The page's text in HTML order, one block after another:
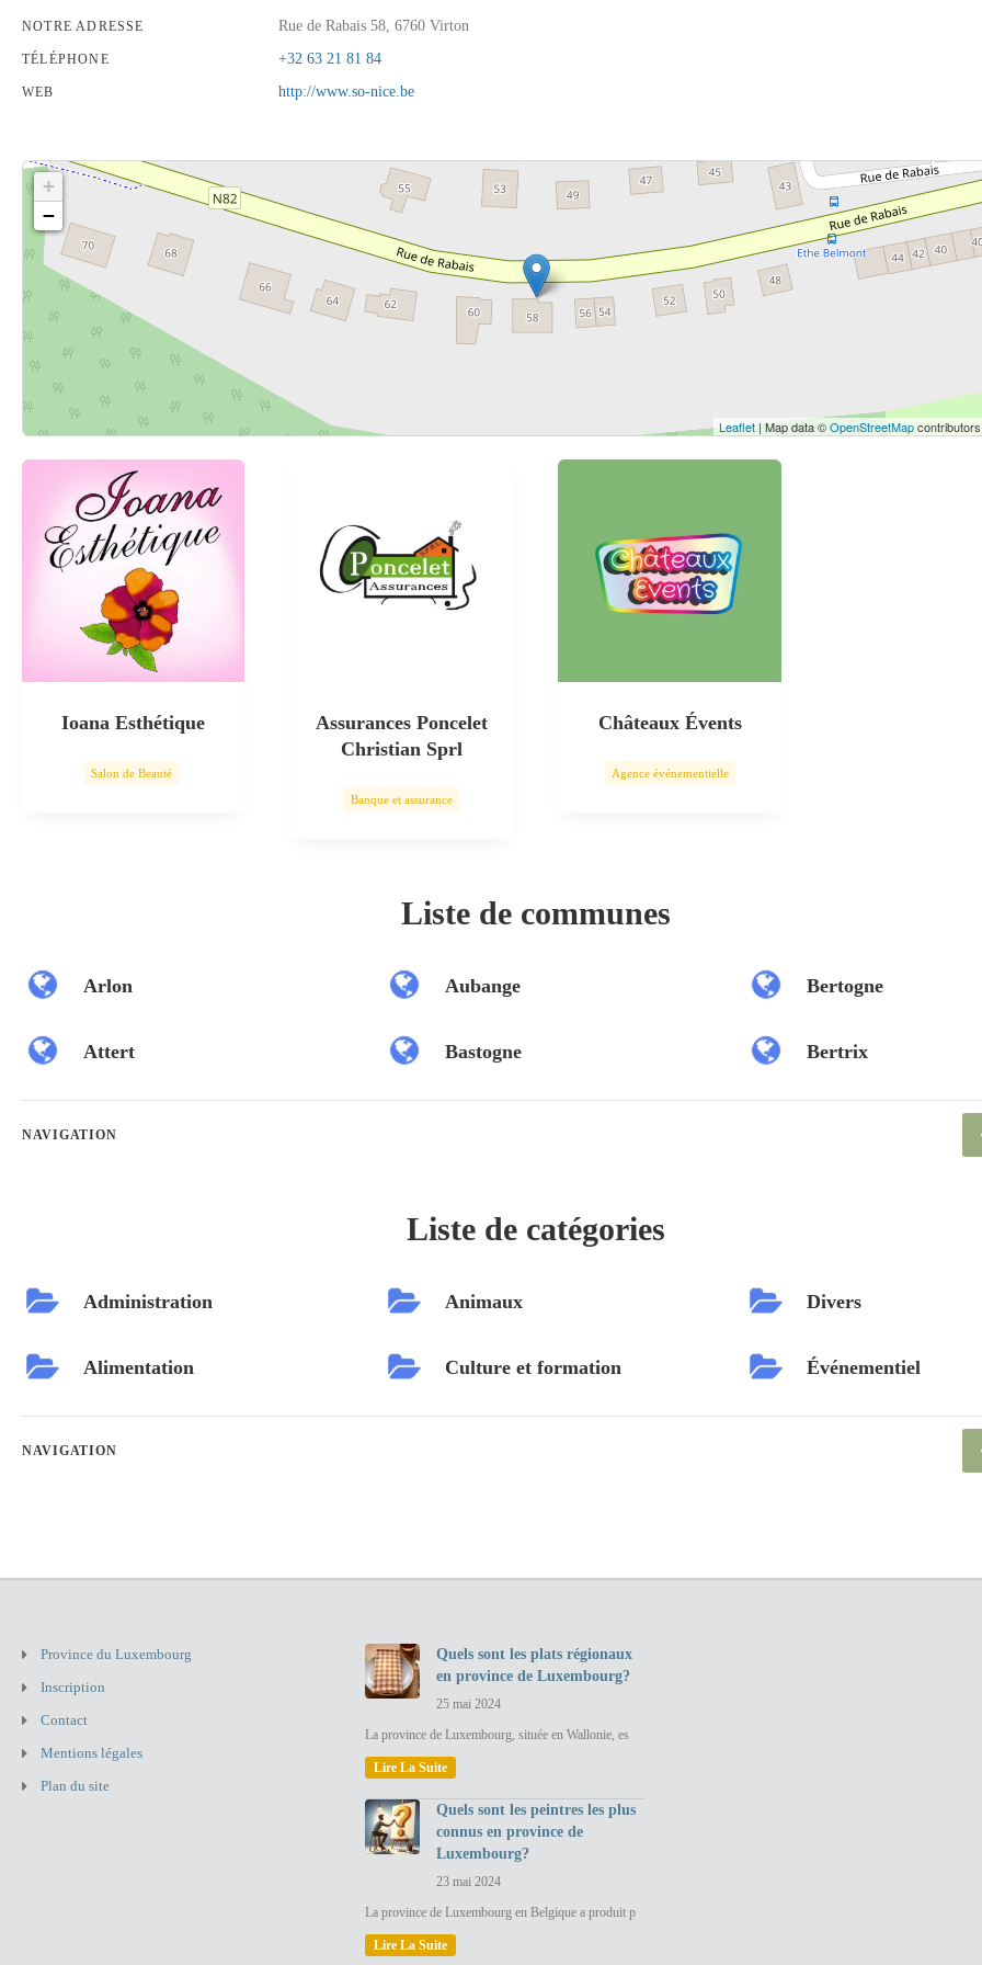
NOTRE ADRESSE Rue de Rabais 58, 6760 Virton
TÉLÉPHONE +32 63 21 81 84
WEB http://www.so-nice.be
Cliquez sur le bouton pour afficher la carte.
Voir la carte
+
−
Leaflet| Map data ©OpenStreetMapcontributors,
Ioana Esthétique
Salon de Beauté
Assurances Poncelet
Christian Sprl
Banque et assurance
Châteaux Évents
Agence événementielle
Liste de communes
Arlon
Attert
Aubange
Bastogne
Bertogne
Bertrix
NAVIGATION
Liste de catégories
Administration
Alimentation
Animaux
Culture et formation
Divers
Événementiel
NAVIGATION
Province du Luxembourg
Inscription
Contact
Mentions légales
Plan du site
Quels sont les plats régionaux
en province de Luxembourg?
25 mai 2024
La province de Luxembourg, située en Wallonie, es
Lire La Suite
Quels sont les peintres les plus
connus en province de
Luxembourg?
23 mai 2024
La province de Luxembourg en Belgique a produit p
Lire La Suite